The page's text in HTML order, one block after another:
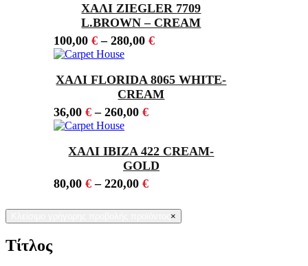
ΧΑΛΙ ZIEGLER 7709
L.BROWN – CREAM
100,00 €– 280,00 €
ΧΑΛΙ FLORIDA 8065 WHITE-
CREAM
36,00 €– 260,00 €
ΧΑΛΙ IBIZA 422 CREAM-
GOLD
80,00 €– 220,00 €
×
Τίτλος